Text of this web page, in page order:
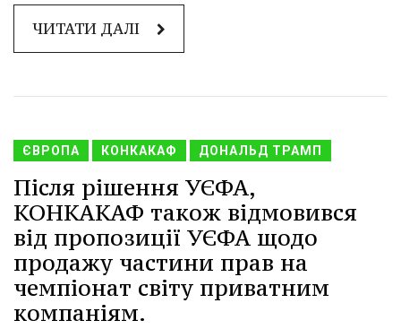
ЧИТАТИ ДАЛІ
ЄВРОПА КОНКАКАФ ДОНАЛЬД ТРАМП
Після рішення УЄФА,
КОНКАКАФ також відмовився
від пропозиції УЄФА щодо
продажу частини прав на
чемпіонат світу приватним
компаніям.